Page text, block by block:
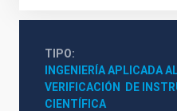
TIPO
INGENIERÍA APLICADA
VERIFICACIÓN  DE
CIENTÍFICA